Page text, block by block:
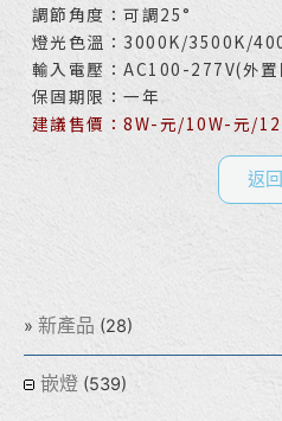
新產品 (28)
嵌燈 (539)
調節角度：可調25°
燈光色溫：3000K/3500K/
輸入電壓：AC100-277V(外
保固期限：一年
建議售價：8W-元/10W-元/
返回